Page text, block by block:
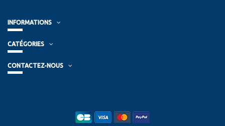
INFORMATIONS
CATÉGORIES
CONTACTEZ-NOUS